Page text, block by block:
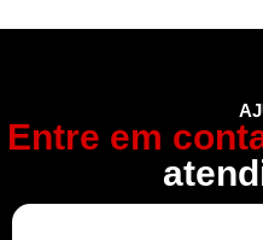
Entre em